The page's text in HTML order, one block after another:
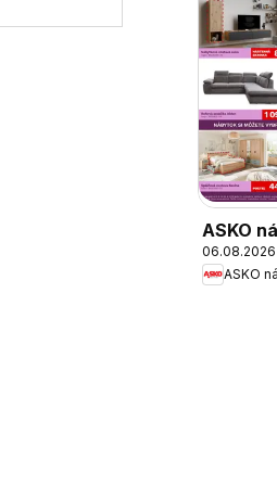
ASKO
leták
06.08.2026
ASKO